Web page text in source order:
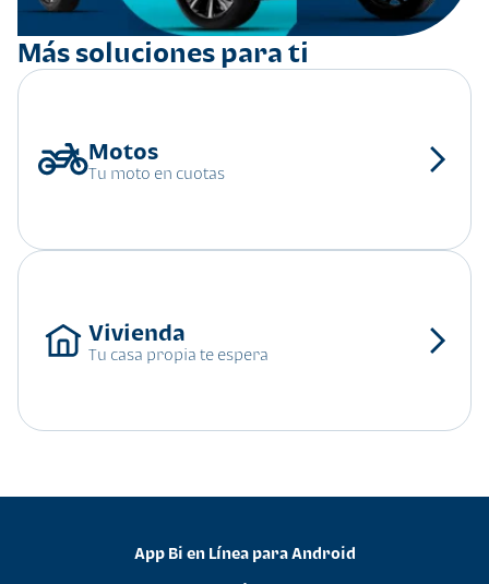
Más soluciones para ti
Tu moto en cuotas
Tu casa propia te espera
App Bi en Línea para Android